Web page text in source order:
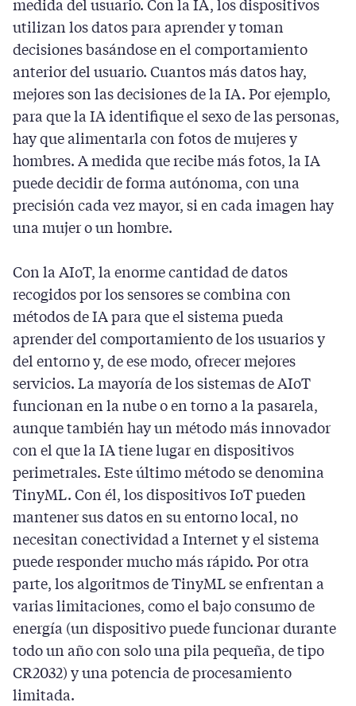
medida del usuario. Con la IA, los dispositivos
utilizan los datos para aprender y toman
decisiones basándose en el comportamiento
anterior del usuario. Cuantos más datos hay,
mejores son las decisiones de la IA. Por ejemplo,
para que la IA identifique el sexo de las personas,
hay que alimentarla con fotos de mujeres y
hombres. A medida que recibe más fotos, la IA
puede decidir de forma autónoma, con una
precisión cada vez mayor, si en cada imagen hay
una mujer o un hombre.
Con la AIoT, la enorme cantidad de datos
recogidos por los sensores se combina con
métodos de IA para que el sistema pueda
aprender del comportamiento de los usuarios y
del entorno y, de ese modo, ofrecer mejores
servicios. La mayoría de los sistemas de AIoT
funcionan en la nube o en torno a la pasarela,
aunque también hay un método más innovador
con el que la IA tiene lugar en dispositivos
perimetrales. Este último método se denomina
TinyML. Con él, los dispositivos IoT pueden
mantener sus datos en su entorno local, no
necesitan conectividad a Internet y el sistema
puede responder mucho más rápido. Por otra
parte, los algoritmos de TinyML se enfrentan a
varias limitaciones, como el bajo consumo de
energía (un dispositivo puede funcionar durante
todo un año con solo una pila pequeña, de tipo
CR2032) y una potencia de procesamiento
limitada.